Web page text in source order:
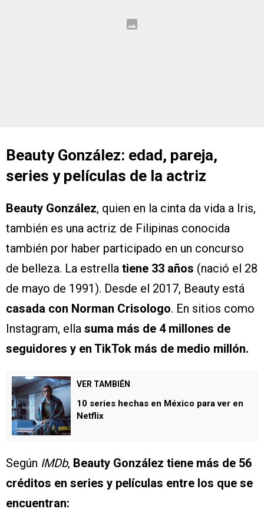
Beauty González: edad, pareja,
series y películas de la actriz
Beauty González, quien en la cinta da vida a Iris,
también es una actriz de Filipinas conocida
también por haber participado en un concurso
de belleza. La estrella tiene 33 años (nació el 28
de mayo de 1991). Desde el 2017, Beauty está
casada con Norman Crisologo. En sitios como
Instagram, ella suma más de 4 millones de
seguidores y en TikTok más de medio millón.
VER TAMBIÉN
10 series hechas en México para ver en
Netflix
Según IMDb, Beauty González tiene más de 56
créditos en series y películas entre los que se
encuentran: